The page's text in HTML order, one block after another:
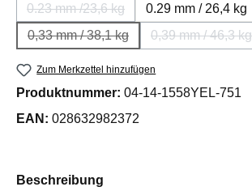
0.23 mm /23,6 kg
(Diese Option ist zurzeit nicht
0.29 mm / 26,4 kg
0,33 mm / 38,1 kg
(Diese Option ist zurzeit nicht
0,39 mm / 46,3 kg
(Diese
Zum Merkzettel hinzufügen
Produktnummer: 04-14-1558YEL-751
EAN: 028632982372
Beschreibung